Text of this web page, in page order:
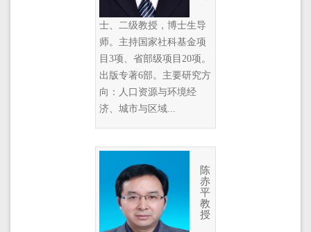
士、二级教授，博士生导
师。主持国家社科基金项
目3项、省部级项目20项。
出版专著6部。主要研究方
向：人口资源与环境经
济、城市与区域...
陈
赤
平
教
授